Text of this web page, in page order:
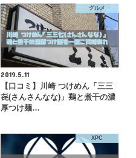
グルメ
2019.5.11
【口コミ】川崎 つけめん「三三
㐂(さんさんなな)」鶏と煮干の濃
厚つけ麺…
XPC